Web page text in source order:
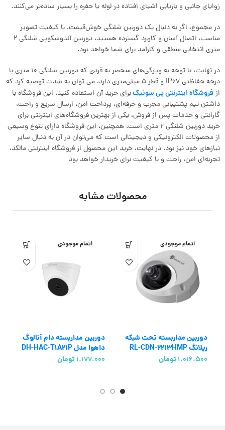
زوایای جانبی و بازیابی اشیای افتاده در لوله یا حفره را بسیار ساده‌تر می‌کنند.
در مجموع، اگر به دنبال یک دوربین شلنگی خوش‌قیمت، با کیفیت تصویر
مناسب، اتصال آسان و کاربرد گسترده هستید، دوربین آندوسکوپی شلنگی 2
متری انتخابی منطقی و کارآمد برای شما خواهد بود.
در نهایت، با توجه به ویژگی‌های منحصر به فردی که دوربین شلنگی 10 متری با
درجه حفاظتی IP67 و قطر 5 میلی‌متری دارد، می توان به شدت توصیه کرد که
از فروشگاه اینترنتی پی سونیکبرای خرید آن استفاده کنید. این فروشگاه با
داشتن تیم پشتیبانی مجرب و حرفه‌ای، پرداخت امن، ارسال سریع و راحت،
گارانتی و خدمات پس از فروش، یکی از بهترین فروشگاه‌های اینترنتی برای
خرید دوربین شلنگی 2 متری است. همچنین، این فروشگاه دارای تنوع وسیعی
از محصولات الکترونیکی و دیجیتالی است که می‌توان در آن به دنبال سایر
نیازهای خود نیز بود. در نهایت، خرید این محصول از فروشگاه اینترنتی مالکد،
تجربه‌ای امن، راحت و با کیفیت برای خریدار خواهد بود
محصولات مشابه
اتمام موجودی
دوربین مداربسته تحت شبکه
ریلانگ RL-CDN-2213HMP
1.016.500تومان
اتمام موجودی
دوربین مداربسته دام آنالوگ
داهوا مدل DH-HAC-T1A21P
1.177.000تومان